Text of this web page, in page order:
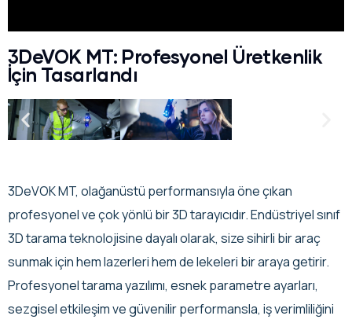
3DeVOK MT: Profesyonel Üretkenlik
İçin Tasarlandı
3DeVOK MT, olağanüstü performansıyla öne çıkan
profesyonel ve çok yönlü bir 3D tarayıcıdır. Endüstriyel sınıf
3D tarama teknolojisine dayalı olarak, size sihirli bir araç
sunmak için hem lazerleri hem de lekeleri bir araya getirir.
Profesyonel tarama yazılımı, esnek parametre ayarları,
sezgisel etkileşim ve güvenilir performansla, iş verimliliğini